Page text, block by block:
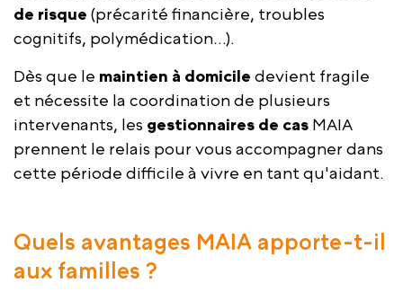
de risque (précarité financière, troubles
cognitifs, polymédication...).
Dès que le maintien à domicile devient fragile
et nécessite la coordination de plusieurs
intervenants, les gestionnaires de cas MAIA
prennent le relais pour vous accompagner dans
cette période difficile à vivre en tant qu'aidant.
Quels avantages MAIA apporte-t-il
aux familles ?